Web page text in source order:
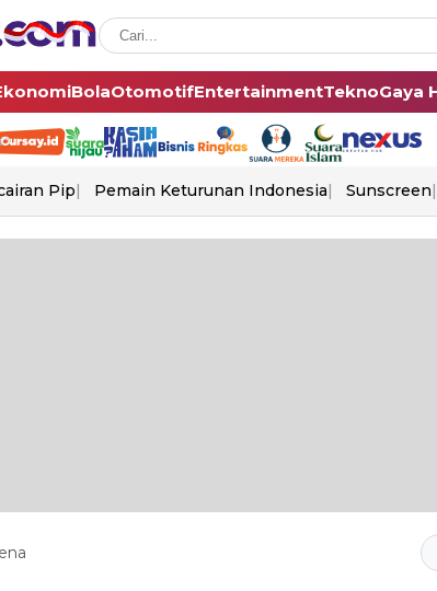
BolaOtomotifEntertainmentTeknoGaya
Pip Pemain Keturunan Indonesia Sunscreen